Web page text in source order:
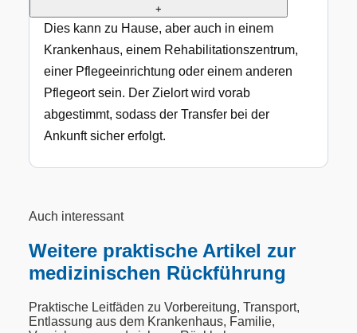
+
Dies kann zu Hause, aber auch in einem
Krankenhaus, einem Rehabilitationszentrum,
einer Pflegeeinrichtung oder einem anderen
Pflegeort sein. Der Zielort wird vorab
abgestimmt, sodass der Transfer bei der
Ankunft sicher erfolgt.
Auch interessant
Weitere praktische Artikel zur
medizinischen Rückführung
Praktische Leitfäden zu Vorbereitung, Transport,
Entlassung aus dem Krankenhaus, Familie,